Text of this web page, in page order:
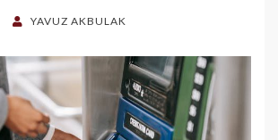
YAVUZ AKBULAK